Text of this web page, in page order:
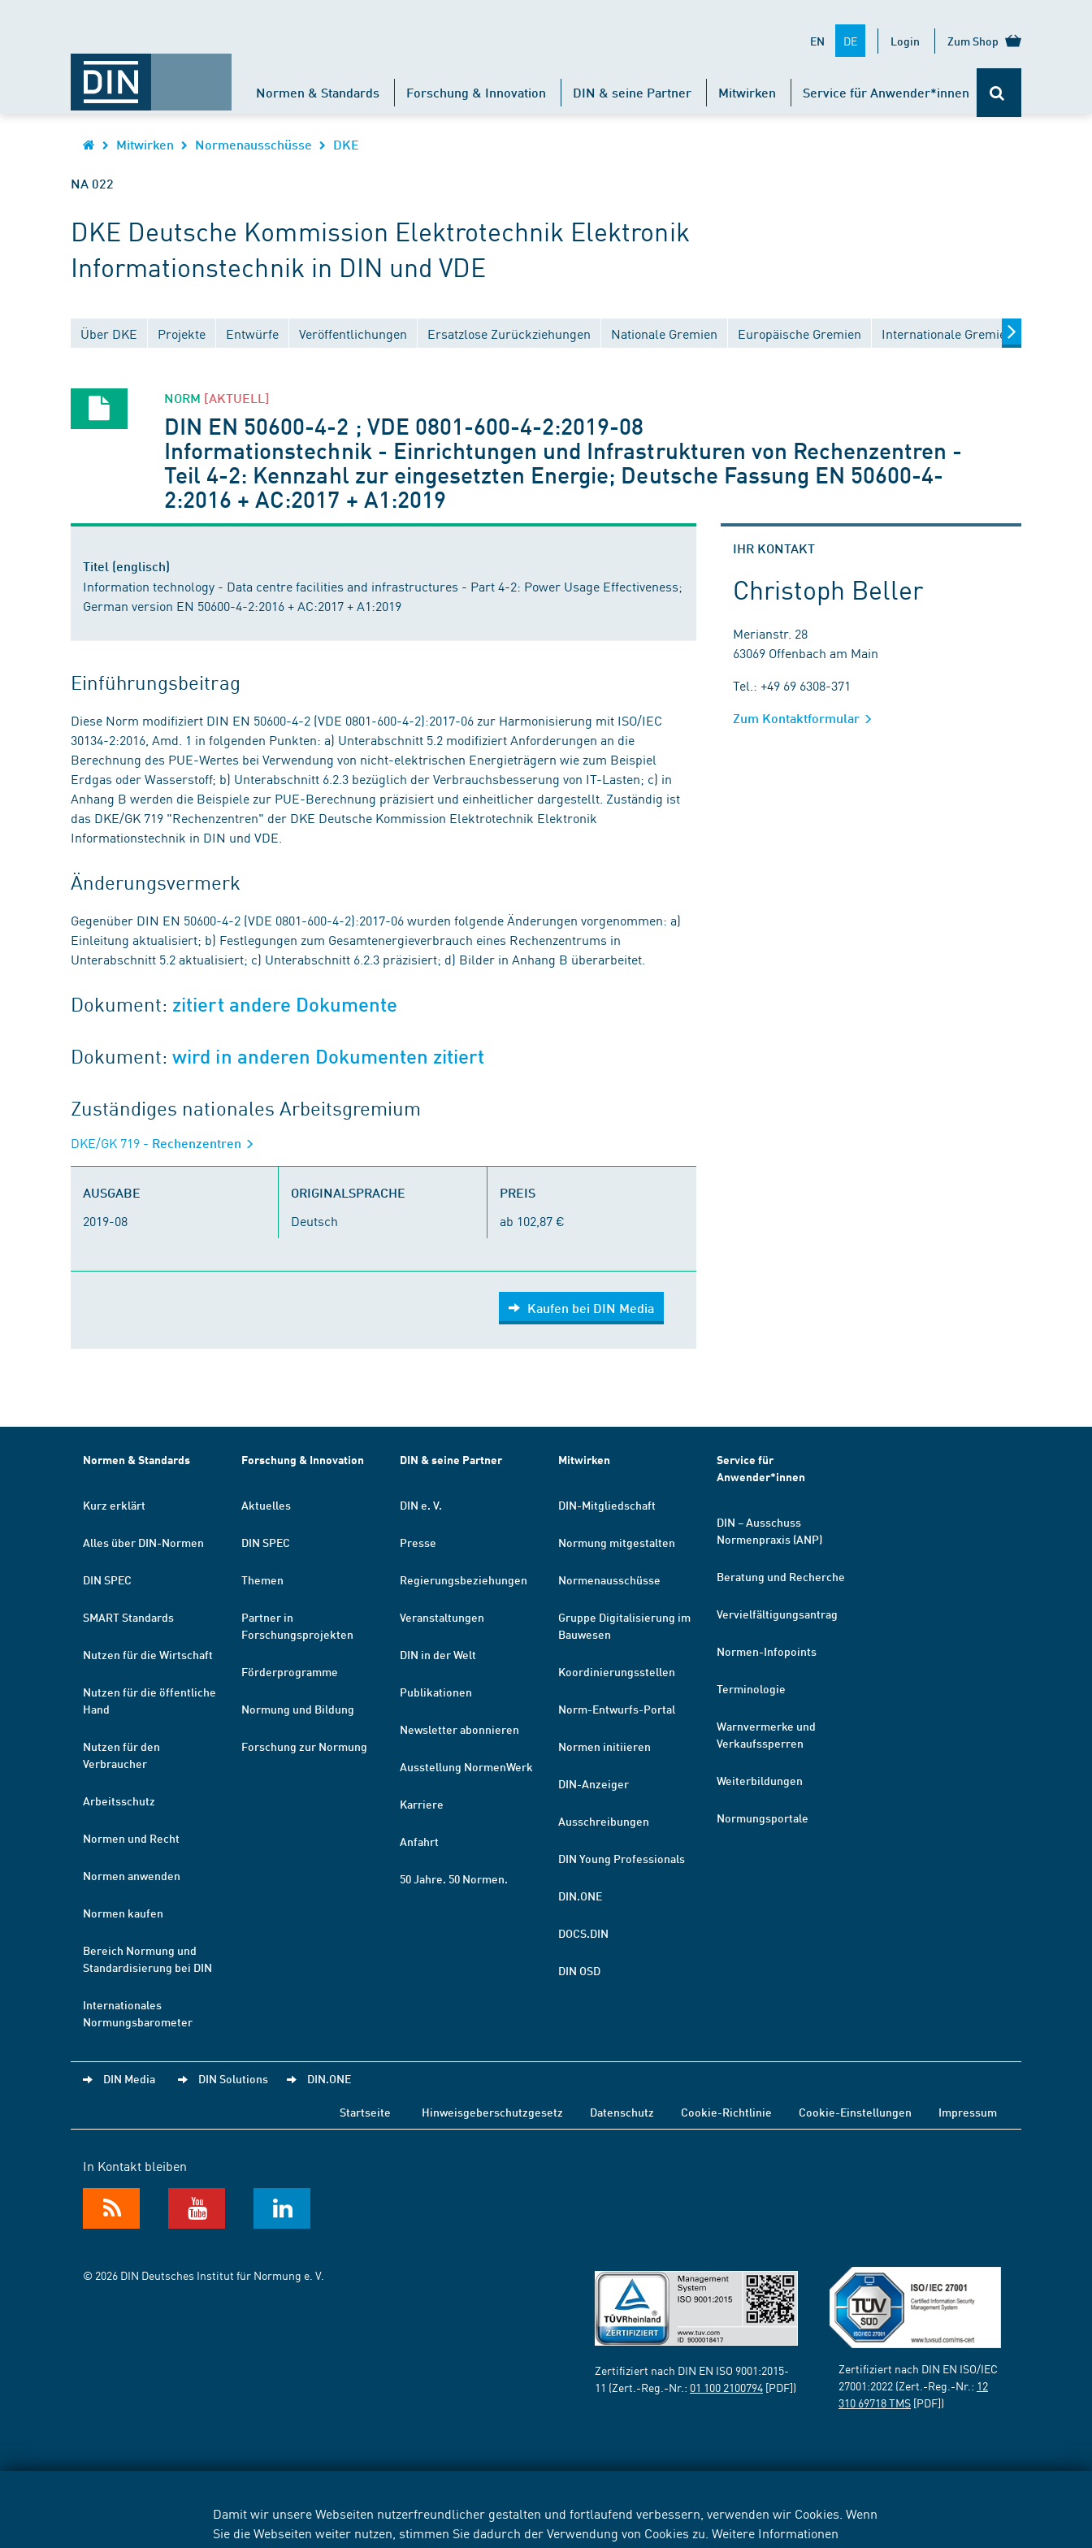
Damit wir unsere Webseiten nutzerfreundlicher gestalten und fortlaufend verbessern, verwenden wir Cookies. Wenn
Sie die Webseiten weiter nutzen, stimmen Sie dadurch der Verwendung von Cookies zu. Weitere Informationen
EN DE Login Zum Shop
Normen & Standards Forschung & Innovation DIN & seine Partner Mitwirken Service für Anwender*innen
Mitwirken Normenausschüsse DKE
NA 022
DKE Deutsche Kommission Elektrotechnik Elektronik
Informationstechnik in DIN und VDE
Über DKE Projekte Entwürfe Veröffentlichungen Ersatzlose Zurückziehungen Nationale Gremien Europäische Gremien Internationale Gremien
NORM [AKTUELL]
DIN EN 50600-4-2 ; VDE 0801-600-4-2:2019-08
Informationstechnik - Einrichtungen und Infrastrukturen von Rechenzentren -
Teil 4-2: Kennzahl zur eingesetzten Energie; Deutsche Fassung EN 50600-4-
2:2016 + AC:2017 + A1:2019
Titel (englisch)
Information technology - Data centre facilities and infrastructures - Part 4-2: Power Usage Effectiveness;
German version EN 50600-4-2:2016 + AC:2017 + A1:2019
Einführungsbeitrag
Diese Norm modifiziert DIN EN 50600-4-2 (VDE 0801-600-4-2):2017-06 zur Harmonisierung mit ISO/IEC
30134-2:2016, Amd. 1 in folgenden Punkten: a) Unterabschnitt 5.2 modifiziert Anforderungen an die
Berechnung des PUE-Wertes bei Verwendung von nicht-elektrischen Energieträgern wie zum Beispiel
Erdgas oder Wasserstoff; b) Unterabschnitt 6.2.3 bezüglich der Verbrauchsbesserung von IT-Lasten; c) in
Anhang B werden die Beispiele zur PUE-Berechnung präzisiert und einheitlicher dargestellt. Zuständig ist
das DKE/GK 719 "Rechenzentren" der DKE Deutsche Kommission Elektrotechnik Elektronik
Informationstechnik in DIN und VDE.
Änderungsvermerk
Gegenüber DIN EN 50600-4-2 (VDE 0801-600-4-2):2017-06 wurden folgende Änderungen vorgenommen: a)
Einleitung aktualisiert; b) Festlegungen zum Gesamtenergieverbrauch eines Rechenzentrums in
Unterabschnitt 5.2 aktualisiert; c) Unterabschnitt 6.2.3 präzisiert; d) Bilder in Anhang B überarbeitet.
Dokument: zitiert andere Dokumente
Dokument:wird in anderen Dokumenten zitiert
Zuständiges nationales Arbeitsgremium
DKE/GK 719 - Rechenzentren
AUSGABE
2019-08
ORIGINALSPRACHE
Deutsch
PREIS
ab 102,87 €
Kaufen bei DIN Media
IHR KONTAKT
Christoph Beller
Merianstr. 28
63069 Offenbach am Main
Tel.: +49 69 6308-371
Zum Kontaktformular
Normen & Standards
Kurz erklärt
Alles über DIN-Normen
DIN SPEC
SMART Standards
Nutzen für die Wirtschaft
Nutzen für die öffentliche
Hand
Nutzen für den
Verbraucher
Arbeitsschutz
Normen und Recht
Normen anwenden
Normen kaufen
Bereich Normung und
Standardisierung bei DIN
Internationales
Normungsbarometer
Forschung & Innovation
Aktuelles
DIN SPEC
Themen
Partner in
Forschungsprojekten
Förderprogramme
Normung und Bildung
Forschung zur Normung
DIN & seine Partner
DIN e. V.
Presse
Regierungsbeziehungen
Veranstaltungen
DIN in der Welt
Publikationen
Newsletter abonnieren
Ausstellung NormenWerk
Karriere
Anfahrt
50 Jahre. 50 Normen.
Mitwirken
DIN-Mitgliedschaft
Normung mitgestalten
Normenausschüsse
Gruppe Digitalisierung im
Bauwesen
Koordinierungsstellen
Norm-Entwurfs-Portal
Normen initiieren
DIN-Anzeiger
Ausschreibungen
DIN Young Professionals
DIN.ONE
DOCS.DIN
DIN OSD
Service für
Anwender*innen
DIN – Ausschuss
Normenpraxis (ANP)
Beratung und Recherche
Vervielfältigungsantrag
Normen-Infopoints
Terminologie
Warnvermerke und
Verkaufssperren
Weiterbildungen
Normungsportale
DIN Media DIN Solutions DIN.ONE
Startseite Hinweisgeberschutzgesetz Datenschutz Cookie-Richtlinie Cookie-Einstellungen Impressum
In Kontakt bleiben
© 2026 DIN Deutsches Institut für Normung e. V.
Zertifiziert nach DIN EN ISO 9001:2015-
11 (Zert.-Reg.-Nr.: 01 100 2100794 [PDF])
Zertifiziert nach DIN EN ISO/IEC
27001:2022 (Zert.-Reg.-Nr.: 12
310 69718 TMS [PDF])